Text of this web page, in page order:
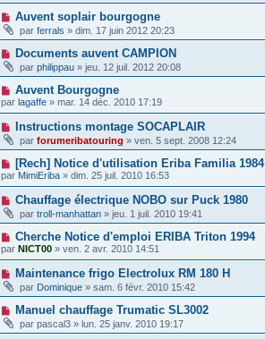
Auvent soplair bourgogne
par ferrals » dim. 17 juin 2012 20:23
Documents auvent CAMPION
par philippau » jeu. 12 juil. 2012 20:08
Auvent Bourgogne
par lagaffe » mar. 14 déc. 2010 17:19
Instructions montage SOCAPLAIR
par forumeribatouring » ven. 5 sept. 2008 12:24
[Rech] Notice d'utilisation Eriba Familia 1984
par MimiEriba » dim. 25 juil. 2010 16:53
Chauffage électrique NOBO sur Puck 1980
par troll-manhattan » jeu. 1 juil. 2010 19:41
Cherche Notice d'emploi ERIBA Triton 1994
par NICT00 » ven. 2 avr. 2010 14:51
Maintenance frigo Electrolux RM 180 H
par Dominique » sam. 6 févr. 2010 15:42
Manuel chauffage Trumatic SL3002
par pascal3 » lun. 25 janv. 2010 19:17